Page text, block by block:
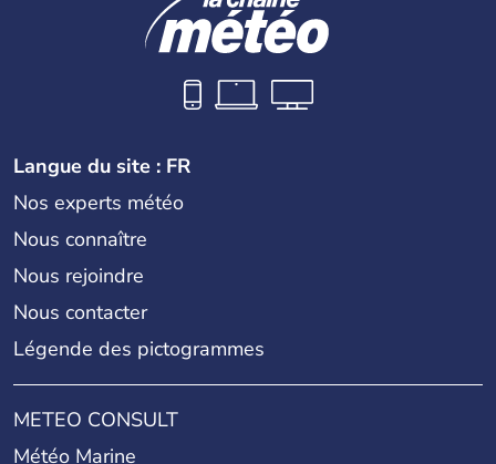
Langue du site : FR
Nos experts météo
Nous connaître
Nous rejoindre
Nous contacter
Légende des pictogrammes
METEO CONSULT
Météo Marine